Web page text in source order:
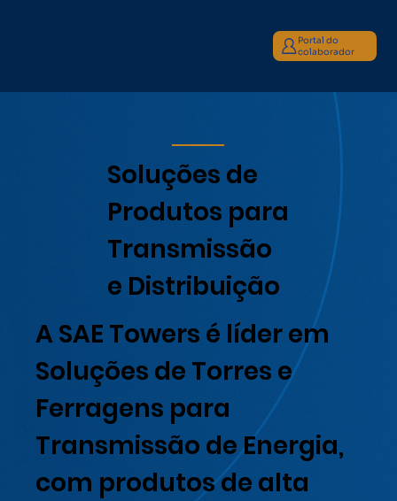
Portal do
colaborador
A SAE Towers é líder em
Soluções de Torres e
Ferragens para
Transmissão de Energia,
com produtos de alta
Soluções de
Produtos para
Transmissão
e Distribuição